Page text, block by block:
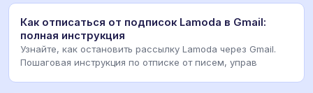
Как отписаться от подписок Lamoda в Gmail:
полная инструкция
Узнайте, как остановить рассылку Lamoda через Gmail.
Пошаговая инструкция по отписке от писем, управ